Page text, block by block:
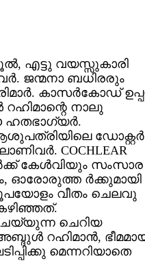
എട്ടു വയസ്സുകാരി
ജന്മനാ ബധിരരും
കാസര്‍കോഡ്
നാലു
ഹതഭാഗ്യര്‍.
ഡോക്റ്റര്‍
COCHLEAR
കേള്‍വിയും സംസാര
ഓരോരുത്ത ര്‍ക്കുമായി
വീതം ചെലവു
ചെറിയ
റഹിമാന്‍,
മെന്നറിയാതെ